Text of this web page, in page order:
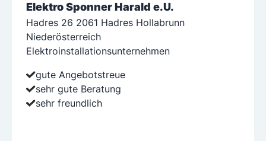
Elektro Sponner Harald e.U.
Hadres 26 2061 Hadres Hollabrunn
Niederösterreich
Elektroinstallationsunternehmen
gute Angebotstreue
sehr gute Beratung
sehr freundlich